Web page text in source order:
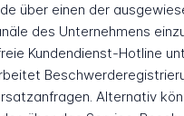
über einen der
des Unternehmens
Kundendienst-Hotline
Alternativ